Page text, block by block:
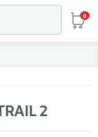
0
2